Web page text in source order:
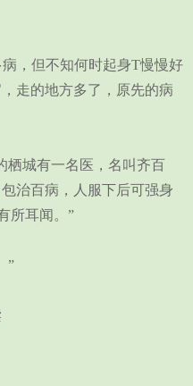
，但不知何时起身T慢慢好
走的地方多了，原先的病
城有一名医，名叫齐百
治百病，人服下后可强身
所耳闻。”
”